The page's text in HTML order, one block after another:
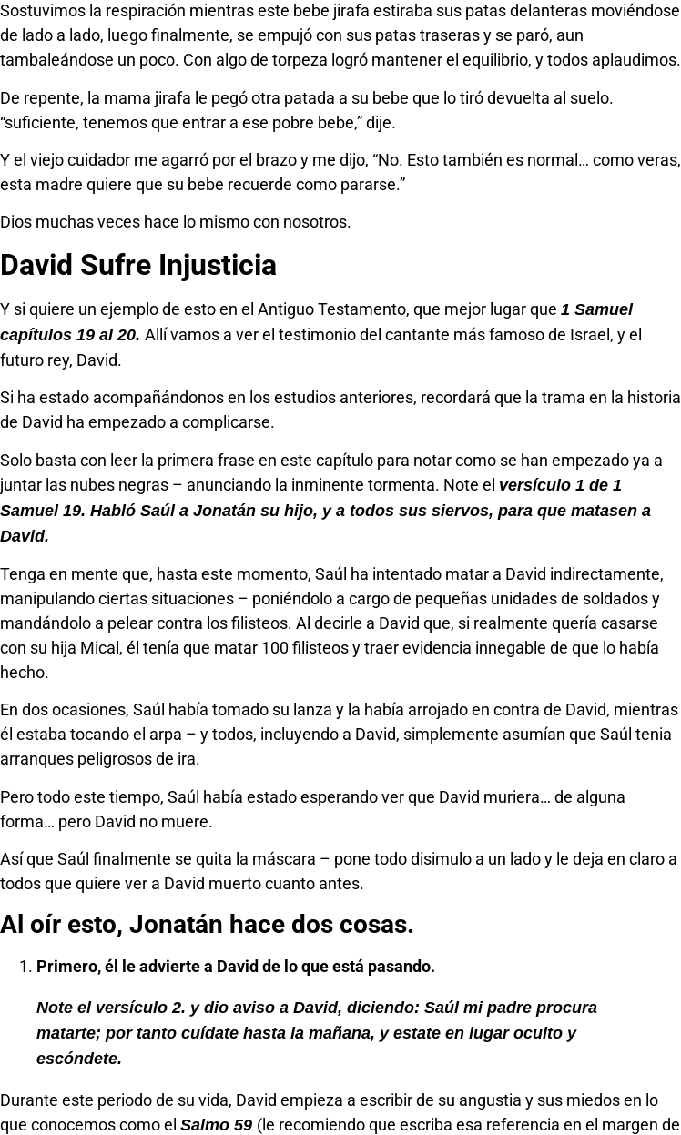
Sostuvimos la respiración mientras este bebe jirafa estiraba sus patas delanteras moviéndose
de lado a lado, luego finalmente, se empujó con sus patas traseras y se paró, aun
tambaleándose un poco. Con algo de torpeza logró mantener el equilibrio, y todos aplaudimos.
De repente, la mama jirafa le pegó otra patada a su bebe que lo tiró devuelta al suelo.
“suficiente, tenemos que entrar a ese pobre bebe,” dije.
Y el viejo cuidador me agarró por el brazo y me dijo, “No. Esto también es normal… como veras,
esta madre quiere que su bebe recuerde como pararse.”
Dios muchas veces hace lo mismo con nosotros.
David Sufre Injusticia
Y si quiere un ejemplo de esto en el Antiguo Testamento, que mejor lugar que 1 Samuel
capítulos 19 al 20. Allí vamos a ver el testimonio del cantante más famoso de Israel, y el
futuro rey, David.
Si ha estado acompañándonos en los estudios anteriores, recordará que la trama en la historia
de David ha empezado a complicarse.
Solo basta con leer la primera frase en este capítulo para notar como se han empezado ya a
juntar las nubes negras – anunciando la inminente tormenta. Note el versículo 1 de 1
Samuel 19. Habló Saúl a Jonatán su hijo, y a todos sus siervos, para que matasen a
David.
Tenga en mente que, hasta este momento, Saúl ha intentado matar a David indirectamente,
manipulando ciertas situaciones – poniéndolo a cargo de pequeñas unidades de soldados y
mandándolo a pelear contra los filisteos. Al decirle a David que, si realmente quería casarse
con su hija Mical, él tenía que matar 100 filisteos y traer evidencia innegable de que lo había
hecho.
En dos ocasiones, Saúl había tomado su lanza y la había arrojado en contra de David, mientras
él estaba tocando el arpa – y todos, incluyendo a David, simplemente asumían que Saúl tenia
arranques peligrosos de ira.
Pero todo este tiempo, Saúl había estado esperando ver que David muriera… de alguna
forma… pero David no muere.
Así que Saúl finalmente se quita la máscara – pone todo disimulo a un lado y le deja en claro a
todos que quiere ver a David muerto cuanto antes.
Al oír esto, Jonatán hace dos cosas.
Primero, él le advierte a David de lo que está pasando.
Note el versículo 2. y dio aviso a David, diciendo: Saúl mi padre procura
matarte; por tanto cuídate hasta la mañana, y estate en lugar oculto y
escóndete.
Durante este periodo de su vida, David empieza a escribir de su angustia y sus miedos en lo
que conocemos como el Salmo 59 (le recomiendo que escriba esa referencia en el margen de